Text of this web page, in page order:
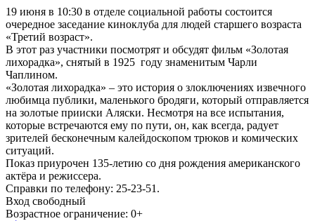
19 июня в 10:30 в отделе социальной работы состоится
очередное заседание киноклуба для людей старшего возраста
«Третий возраст».
В этот раз участники посмотрят и обсудят фильм «Золотая
лихорадка», снятый в 1925 году знаменитым Чарли
Чаплином.
«Золотая лихорадка» – это история о злоключениях извечного
любимца публики, маленького бродяги, который отправляется
на золотые прииски Аляски. Несмотря на все испытания,
которые встречаются ему по пути, он, как всегда, радует
зрителей бесконечным калейдоскопом трюков и комических
ситуаций.
Показ приурочен 135-летию со дня рождения американского
актёра и режиссера.
Справки по телефону: 25-23-51.
Вход свободный
Возрастное ограничение: 0+